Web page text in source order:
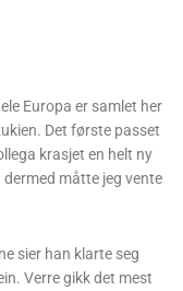
Europa er samlet her
Det første passet
krasjet en helt ny
måtte jeg vente
sier han klarte seg
Verre gikk det mest